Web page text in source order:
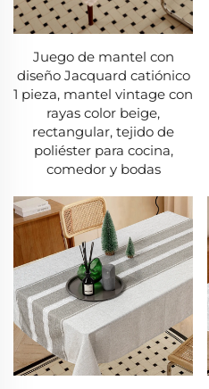
Juego de mantel con
diseño Jacquard catiónico
1 pieza, mantel vintage con
rayas color beige,
rectangular, tejido de
poliéster para cocina,
comedor y bodas